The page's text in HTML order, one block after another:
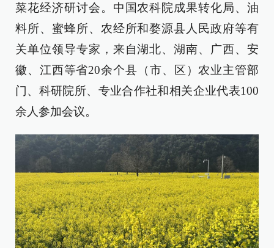
菜花经济研讨会。中国农科院成果转化局、油
料所、蜜蜂所、农经所和婺源县人民政府等有
关单位领导专家，来自湖北、湖南、广西、安
徽、江西等省20余个县（市、区）农业主管部
门、科研院所、专业合作社和相关企业代表100
余人参加会议。